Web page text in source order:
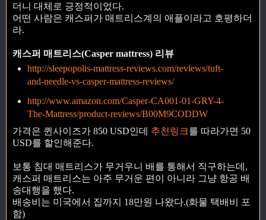
더니 대체로 긍정적이었다.
어떤 사람은 캐스퍼가 매트리스계의 애플이라고 호평하더
라.
캐스퍼 매트리스(Casper mattress) 리뷰
http://sleepopolis-mattress-reviews.com/reviews/tuft-
and-needle-vs-casper-mattress-reviews/
http://www.amazon.com/Casper-CA001-01-GRY-4-
The-Mattress/product-reviews/B00M9CODDW
가격은 퀸사이즈가 850 USD인데 추천링크를 따라가면 50
USD를 할인해준다.
보통 침대 매트리스가 무거우니 배를 통해서 직구하는데,
캐스퍼 매트리스는 아주 무거운 편이 아니라 그냥 항공 배
송대행을 했다.
배송비는 미국에서 집까지 18만원 나왔다.(화물 택배비 포
함)